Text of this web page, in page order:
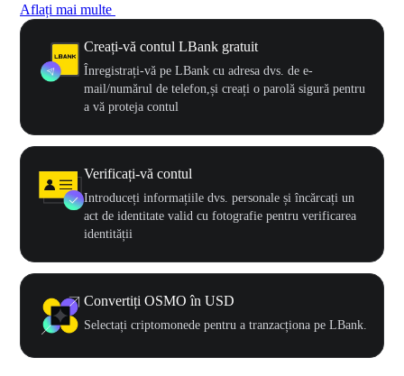
Aflați mai multe
Creați-vă contul LBank gratuit
Înregistrați-vă pe LBank cu adresa dvs. de e-
mail/numărul de telefon,și creați o parolă sigură pentru
a vă proteja contul
Verificați-vă contul
Introduceți informațiile dvs. personale și încărcați un
act de identitate valid cu fotografie pentru verificarea
identității
Convertiți OSMO în USD
Selectați criptomonede pentru a tranzacționa pe LBank.